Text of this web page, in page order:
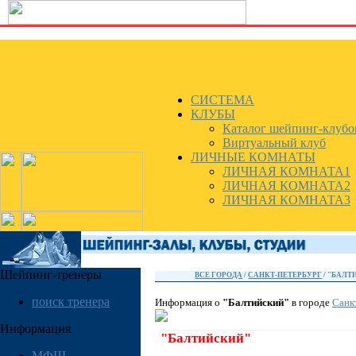
СИСТЕМА
КЛУБЫ
Каталог шейпинг-
Виртуальный клуб
ЛИЧНЫЕ КОМНАТЫ
ЛИЧНАЯ КОМНАТА1
ЛИЧНАЯ КОМНАТА2
ЛИЧНАЯ КОМНАТА3
Шейпинг-тренеры
поиск тренера
Информация
ВСЕ ГОРОДА /САНКТ-ПЕТЕРБУРГ /
Информация о "Балтийский" в городе
"Балтийский"